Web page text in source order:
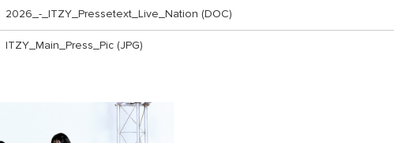
2026_-_ITZY_Pressetext_Live_Nation (DOC)
ITZY_Main_Press_Pic (JPG)